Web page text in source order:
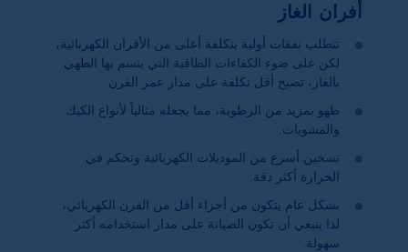
أفران الغاز
تتطلب نفقات أولية بتكلفة أعلى من الأفران الكهربائية،
لكن على ضوء الكفاءات الطاقية التي يتسم بها الطهي
بالغاز، تصبح أقل تكلفة على مدار عمر الفرن.
طهو بمزيد من الرطوبة، مما يجعله مثالياً لأنواع الكيك
والمشويات.
تسخين أسرع من الموديلات الكهربائية وتحكم في
الحرارة أكثر دقة.
بشكل عام يتكون من أجزاء أقل من الفرن الكهربائي،
لذا ينبغي أن تكون الصيانة على مدار استخدامه أكثر
سهولة.